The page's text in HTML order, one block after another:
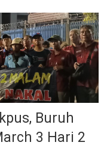
Buruh
3 Hari 2